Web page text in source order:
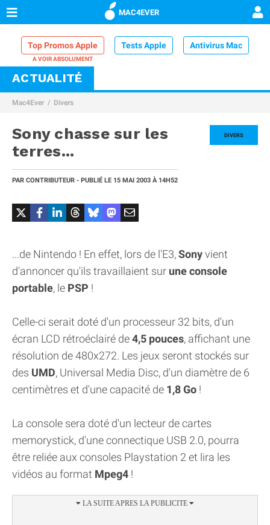
MAC4EVER
Top Promos Apple Tests Apple Antivirus Mac
VPN Mac
Comparatif iPhone
ACTUALITÉ
Mac4Ever Divers
DIVERS
Sony chasse sur les
terres...
PAR CONTRIBUTEUR - PUBLIÉ LE 15 MAI 2003 À 14H52
...de Nintendo ! En effet, lors de l'E3,Sonyvient
d'annoncer qu'ils travaillaient sur une console
portable, le PSP !
Celle-ci serait doté d'un processeur 32 bits, d'un
écran LCD rétroéclairé de4,5 pouces, affichant une
résolution de 480x272. Les jeux seront stockés sur
des UMD, Universal Media Disc, d'un diamètre de 6
centimètres et d'une capacité de 1,8 Go !
La console sera doté d'un lecteur de cartes
memorystick, d'une connectique USB 2.0, pourra
être reliée aux consoles Playstation 2 et lira les
vidéos au format Mpeg4 !